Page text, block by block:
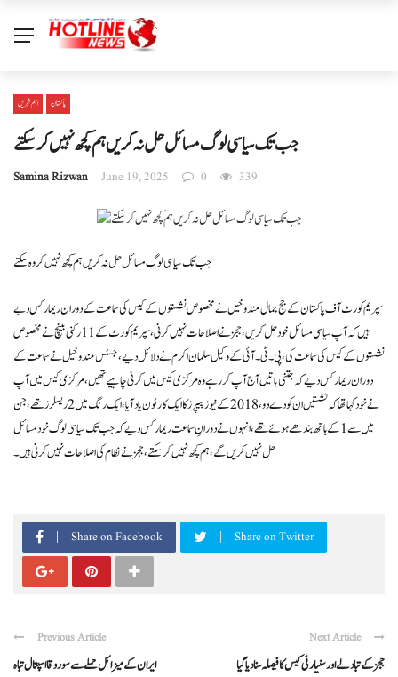
اہم خبریں پاکستان
جب تک سیاسی لوگ مسائل حل نہ کریں ہم کچھ نہیں کر سکتے
Samina Rizwan June 19, 2025 0 339
جب تک سیاسی لوگ مسائل حل نہ کریں ہم کچھ نہیں کر وہ سکتے
سپریم کورٹ آف پاکستان کے جج جمال مندوخیل نے مخصوص نشستوں کے کیس کی سماعت کے دوران ریمارکس دیے
ہیں کہ آپ سیاسی مسائل خود حل کریں، ججز نے اصلاحات نہیں کرنی، سپریم کورٹ کے 11 رکنی بینچ نے مخصوص
نشستوں کے کیس کی سماعت کی، پی۔ ٹی۔ آئی کے وکیل سلمان اکرم نے دلائل دیے، جسٹس مندوخیل نے سماعت کے
دوران ریمارکس دیے کہ جتنی باتیں آج آپ کر رہے وہ مرکزی کیس میں کرنی چاہیے تھیں، مرکزی کیس میں آپ
نے خود کہا تھا کہ نشستیں ان کو دے دو، 2018 کے نیوز پیپرز کا ایک کارٹون یاد آیا، ایک رنگ میں 2 ریسلرز تھے، جن
میں سے 1 کے ہاتھ بندھے ہوئے تھے، انہوں نے دورانِ سماعت ریمارکس دیے کہ جب تک سیاسی لوگ خود مسائل
حل نہیں کریں گے، ہم کچھ نہیں کر سکتے، ججز نے نظام کی اصلاحات نہیں کرنی ہیں۔
Share on Facebook Share on Twitter
Previous Article
ایران کے میزائل حملے سے سوروقا اسپتال تباہ
Next Article
ججز کے تبادلے اور سنیارٹی کیس کا فیصلہ سنا دیا گیا